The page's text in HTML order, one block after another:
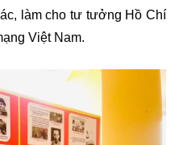
làm cho tư tưởng Hồ Chí
Việt Nam.